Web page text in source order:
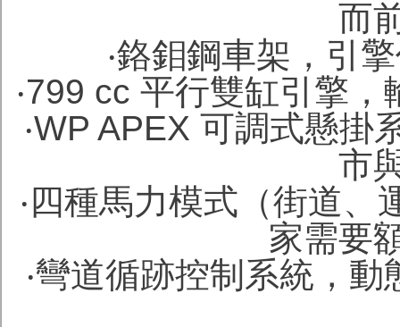
而
‧鉻鉬鋼車架，引
‧799 cc 平行雙缸引擎
‧WP APEX 可調式懸掛
市
‧四種馬力模式（街道
家需要
‧彎道循跡控制系統，